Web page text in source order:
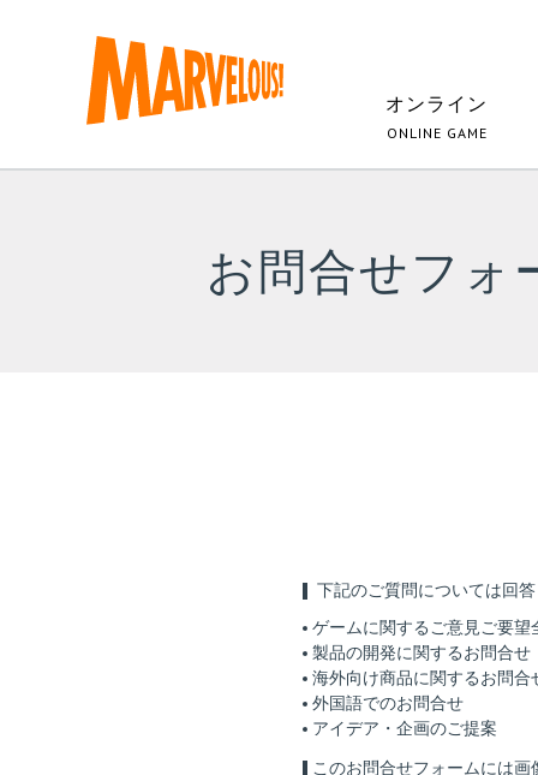
オンライン
ONLINE GAME
お問合せフォ
下記のご質問については回
ゲームに関するご意見ご要望
製品の開発に関するお問合せ
海外向け商品に関するお問合
外国語でのお問合せ
アイデア・企画のご提案
このお問合せフォームには画